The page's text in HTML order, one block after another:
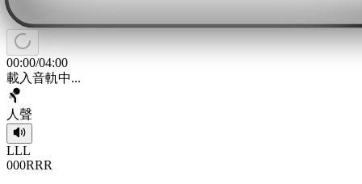
00:00/04:00
載入音軌中...
人聲
LLL
000RRR